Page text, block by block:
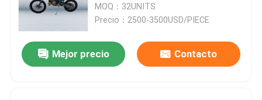
Hogar
movimiento EC300 dos
MOQ：32UNITS
Precio：2500-3500USD/PIECE
Mejor precio Contacto